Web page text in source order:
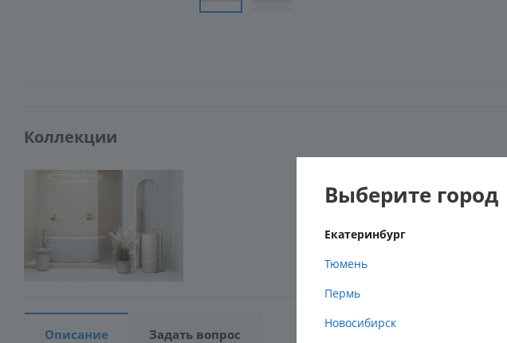
Коллекции
Описание Задать вопрос
Выберите город
Екатеринбург
Тюмень
Пермь
Новосибирск